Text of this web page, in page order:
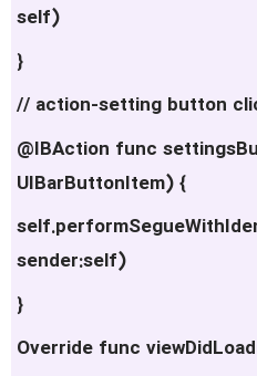
self)
}
// action-setting button
@IBAction func
UIBarButtonItem) {
sender:self)
}
Override func